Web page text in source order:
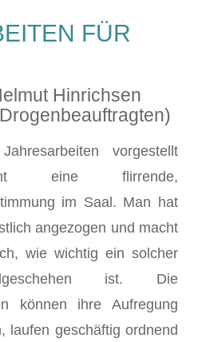
FÜR
Hinrichsen
vorgestellt
eine flirrende,
im Saal. Man hat
angezogen und macht
wie wichtig ein solcher
ist. Die
können ihre Aufregung
laufen geschäftig ordnend